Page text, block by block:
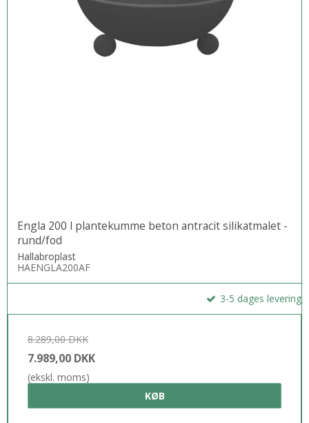
Engla 200 l plantekumme beton antracit silikatmalet -
rund/fod
Hallabroplast
HAENGLA200AF
3-5 dages levering
8.289,00 DKK
7.989,00 DKK
(ekskl. moms)
KØB